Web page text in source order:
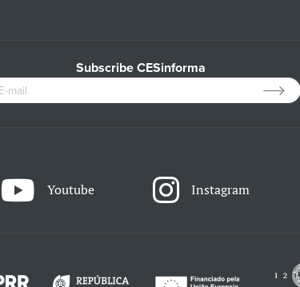
Subscribe CESinforma
Youtube Instagram